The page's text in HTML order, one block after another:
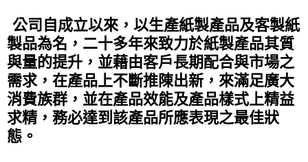
公司自成立以來，以生產紙製產品及客製紙
製品為名，二十多年來致力於紙製產品其質
與量的提升，並藉由客戶長期配合與市場之
需求，在產品上不斷推陳出新，來滿足廣大
消費族群，並在產品效能及產品樣式上精益
求精，務必達到該產品所應表現之最佳狀
態。